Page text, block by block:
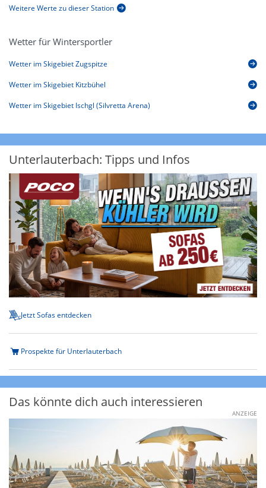
Weitere Werte zu dieser Station
Wetter für Wintersportler
Wetter im Skigebiet Zugspitze
Wetter im Skigebiet Kitzbühel
Wetter im Skigebiet Ischgl (Silvretta Arena)
Unterlauterbach: Tipps und Infos
Jetzt Sofas entdecken
Prospekte für Unterlauterbach
Das könnte dich auch interessieren
ANZEIGE